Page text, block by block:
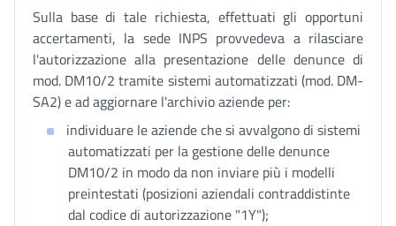
Sulla base di tale richiesta, effettuati gli opportuni
accertamenti, la sede INPS provvedeva a rilasciare
l'autorizzazione alla presentazione delle denunce di
mod. DM10/2 tramite sistemi automatizzati (mod. DM-
SA2) e ad aggiornare l'archivio aziende per:
individuare le aziende che si avvalgono di sistemi
automatizzati per la gestione delle denunce
DM10/2 in modo da non inviare più i modelli
preintestati (posizioni aziendali contraddistinte
dal codice di autorizzazione "1Y");